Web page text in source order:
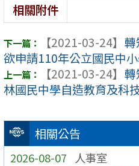
相關公告
2026-08-07 人事室
相關附件
【2021-03-24】
欲申請110年公立國民中
【2021-03-24】
林國民中學自造教育及科